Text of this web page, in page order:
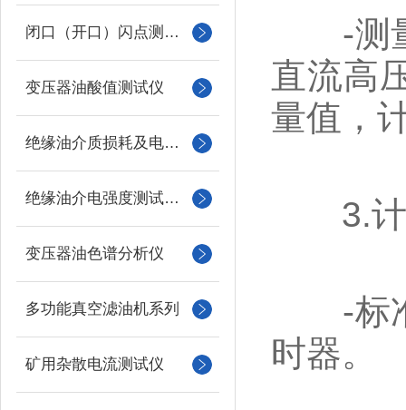
闭口（开口）闪点测定仪
变压器油酸值测试仪
绝缘油介质损耗及电阻率测试仪
绝缘油介电强度测试仪系列
变压器油色谱分析仪
多功能真空滤油机系列
矿用杂散电流测试仪
-测量
直流高
量值，
3.计
-标准
时器。